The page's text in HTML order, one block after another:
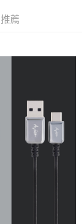
集、處理及利用，
「AFTEE先享後付
意方可使用
本公司不負相關責
狀況，依本公司即
薦